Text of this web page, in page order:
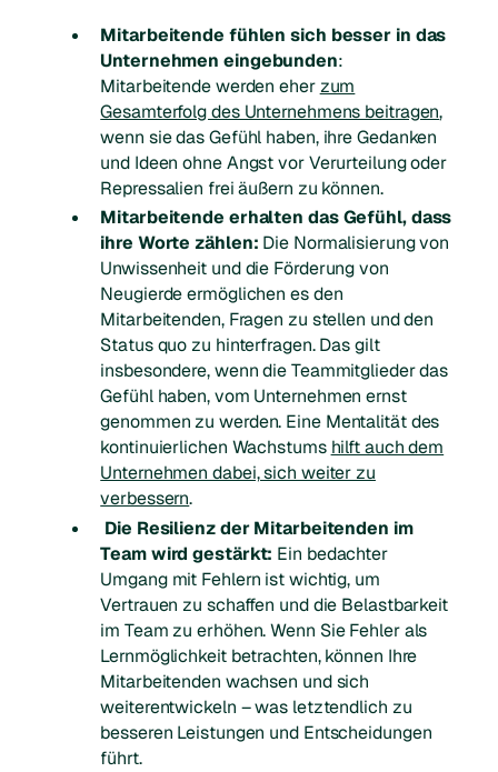
Mitarbeitende fühlen sich besser in das
Unternehmen eingebunden:
Mitarbeitende werden eherzum
Gesamterfolg des Unternehmens beitragen,
wenn sie das Gefühl haben, ihre Gedanken
und Ideen ohne Angst vor Verurteilung oder
Repressalien frei äußern zu können.
Mitarbeitende erhalten das Gefühl, dass
ihre Worte zählen: Die Normalisierung von
Unwissenheit und die Förderung von
Neugierde ermöglichen es den
Mitarbeitenden, Fragen zu stellen und den
Status quo zu hinterfragen. Das gilt
insbesondere, wenn die Teammitglieder das
Gefühl haben, vom Unternehmen ernst
genommen zu werden. Eine Mentalität des
kontinuierlichen Wachstums hilft auch dem
Unternehmen dabei, sich weiter zu
verbessern.
Die Resilienz der Mitarbeitenden im
Team wird gestärkt: Ein bedachter
Umgang mit Fehlern ist wichtig, um
Vertrauen zu schaffen und die Belastbarkeit
im Team zu erhöhen. Wenn Sie Fehler als
Lernmöglichkeit betrachten, können Ihre
Mitarbeitenden wachsen und sich
weiterentwickeln – was letztendlich zu
besseren Leistungen und Entscheidungen
führt.